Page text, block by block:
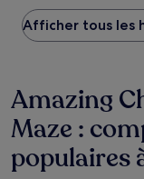
plus
bas
trouvé
des
24 dernières
heures
sur
la
base
Afficher tous les
Amazing
Maze :
populaires